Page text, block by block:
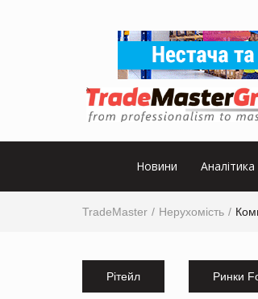
Новини Аналітика
TradeMaster Нерухомість
Рітейл Ринки